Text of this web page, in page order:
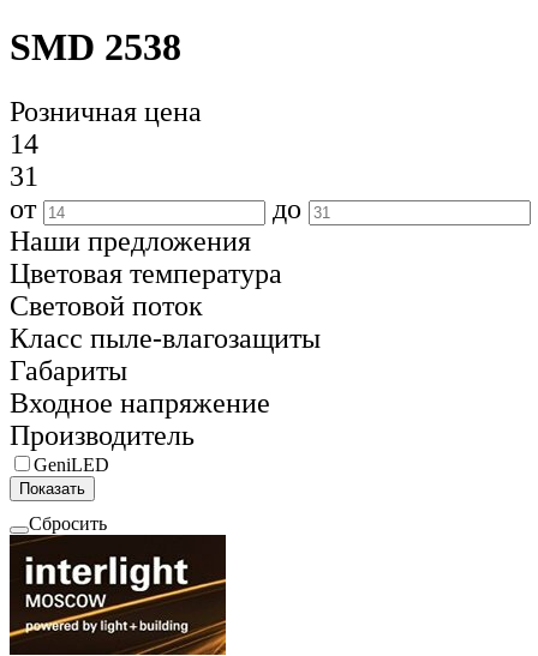
SMD 2538
Розничная цена
14
31
от
до
Наши предложения
Цветовая температура
Световой поток
Класс пыле-влагозащиты
Габариты
Входное напряжение
Производитель
GeniLED
Показать
Сбросить